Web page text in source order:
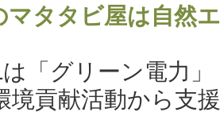
マタタビ屋は自然
「グリーン電力
境貢献活動から支